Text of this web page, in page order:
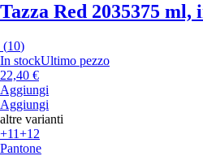
Tazza Red 2035375 ml,
(10)
In stockUltimo pezzo
22,40 €
Aggiungi
Aggiungi
altre varianti
+11+12
Pantone